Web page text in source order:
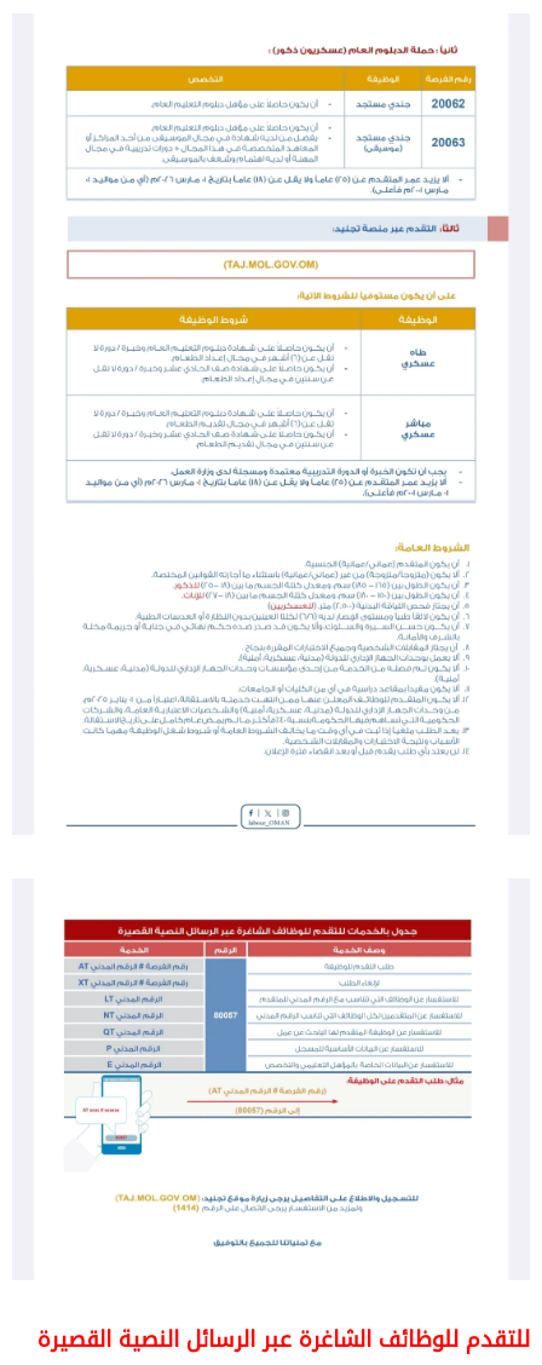
للتقدم للوظائف الشاغرة عبر الرسائل النصية القصيرة